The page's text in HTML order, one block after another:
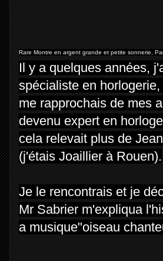
Rare Montre en argent grande et petite sonnerie,
Il y a quelques années,
spécialiste en
me rapprochais de mes
devenu expert en
cela relevait plus de
(j'étais Joaillier à Rouen).
Je le rencontrais et je
Mr Sabrier m'expliqua
a musique"oiseau